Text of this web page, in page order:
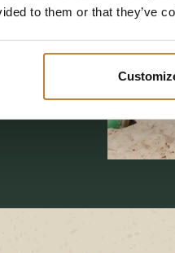
to them or that they’ve
sei
viele